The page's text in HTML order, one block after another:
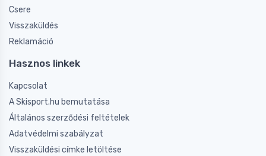
Csere
Visszaküldés
Reklamáció
Hasznos linkek
Kapcsolat
A Skisport.hu bemutatása
Általános szerződési feltételek
Adatvédelmi szabályzat
Visszaküldési címke letöltése